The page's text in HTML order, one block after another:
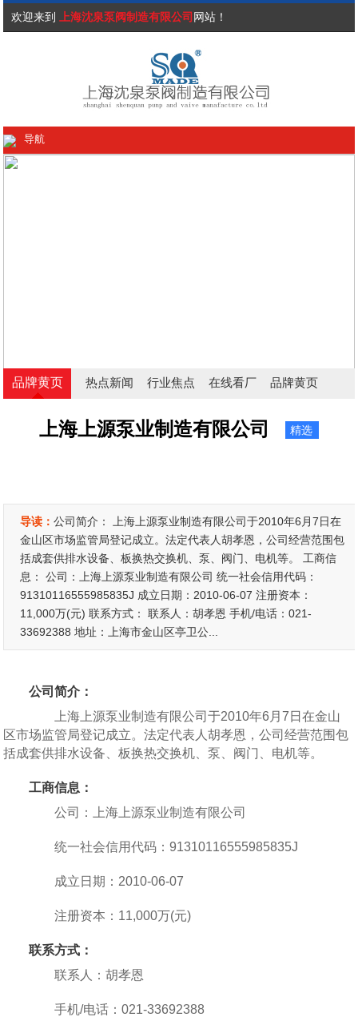
欢迎来到 上海沈泉泵阀制造有限公司 网站！
导航
品牌黄页 热点新闻 行业焦点 在线看厂 品牌黄页
上海上源泵业制造有限公司 精选
导读：公司简介： 上海上源泵业制造有限公司于2010年6月7日在
金山区市场监管局登记成立。法定代表人胡孝恩，公司经营范围包
括成套供排水设备、板换热交换机、泵、阀门、电机等。 工商信
息： 公司：上海上源泵业制造有限公司 统一社会信用代码：
91310116555985835J 成立日期：2010-06-07 注册资本：
11,000万(元) 联系方式： 联系人：胡孝恩 手机/电话：021-
33692388 地址：上海市金山区亭卫公...
公司简介：
上海上源泵业制造有限公司于2010年6月7日在金山
区市场监管局登记成立。法定代表人胡孝恩，公司经营范围包
括成套供排水设备、板换热交换机、泵、阀门、电机等。
工商信息：
公司：上海上源泵业制造有限公司
统一社会信用代码：91310116555985835J
成立日期：2010-06-07
注册资本：11,000万(元)
联系方式：
联系人：胡孝恩
手机/电话：021-33692388